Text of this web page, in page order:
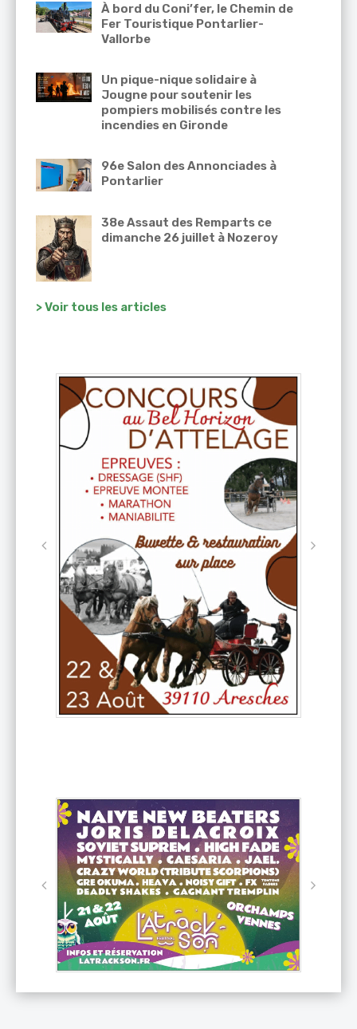
À bord du Coni’fer, le Chemin de
Fer Touristique Pontarlier-
Vallorbe
Un pique-nique solidaire à
Jougne pour soutenir les
pompiers mobilisés contre les
incendies en Gironde
96e Salon des Annonciades à
Pontarlier
38e Assaut des Remparts ce
dimanche 26 juillet à Nozeroy
> Voir tous les articles